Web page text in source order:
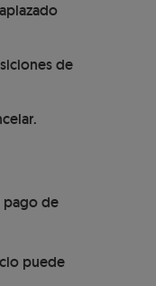
de
pago de
puede